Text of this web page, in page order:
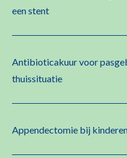
een stent
Antibioticakuur voor
thuissituatie
Appendectomie bij